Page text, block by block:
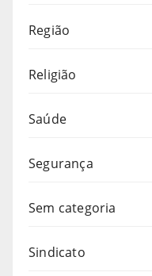
Região
Religião
Saúde
Segurança
Sem categoria
Sindicato